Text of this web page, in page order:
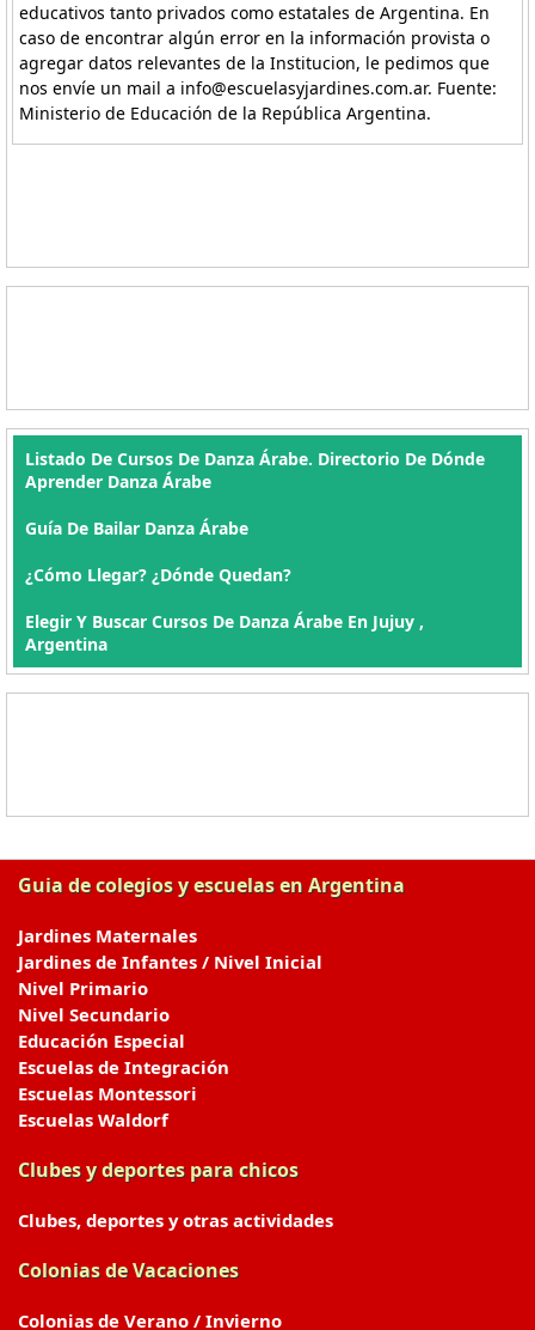
educativos tanto privados como estatales de Argentina. En
caso de encontrar algún error en la información provista o
agregar datos relevantes de la Institucion, le pedimos que
nos envíe un mail a info@escuelasyjardines.com.ar. Fuente:
Ministerio de Educación de la República Argentina.
Listado De Cursos De Danza Árabe. Directorio De Dónde
Aprender Danza Árabe
Guía De Bailar Danza Árabe
¿Cómo Llegar? ¿Dónde Quedan?
Elegir Y Buscar Cursos De Danza Árabe En Jujuy ,
Argentina
Guia de colegios y escuelas en Argentina
Jardines Maternales
Jardines de Infantes / Nivel Inicial
Nivel Primario
Nivel Secundario
Educación Especial
Escuelas de Integración
Escuelas Montessori
Escuelas Waldorf
Clubes y deportes para chicos
Clubes, deportes y otras actividades
Colonias de Vacaciones
Colonias de Verano / Invierno